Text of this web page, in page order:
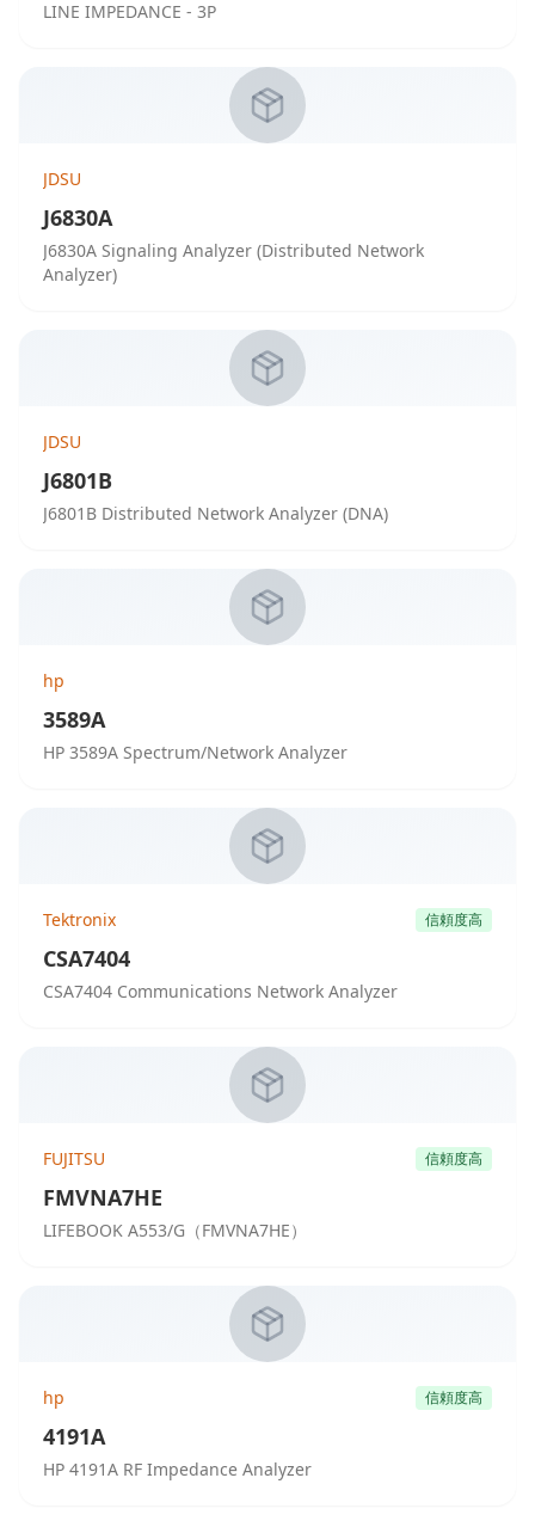
LINE IMPEDANCE - 3P
JDSU
J6830A
J6830A Signaling Analyzer (Distributed Network
Analyzer)
JDSU
J6801B
J6801B Distributed Network Analyzer (DNA)
hp
3589A
HP 3589A Spectrum/Network Analyzer
Tektronix 信頼度高
CSA7404
CSA7404 Communications Network Analyzer
FUJITSU 信頼度高
FMVNA7HE
LIFEBOOK A553/G（FMVNA7HE）
hp 信頼度高
4191A
HP 4191A RF Impedance Analyzer